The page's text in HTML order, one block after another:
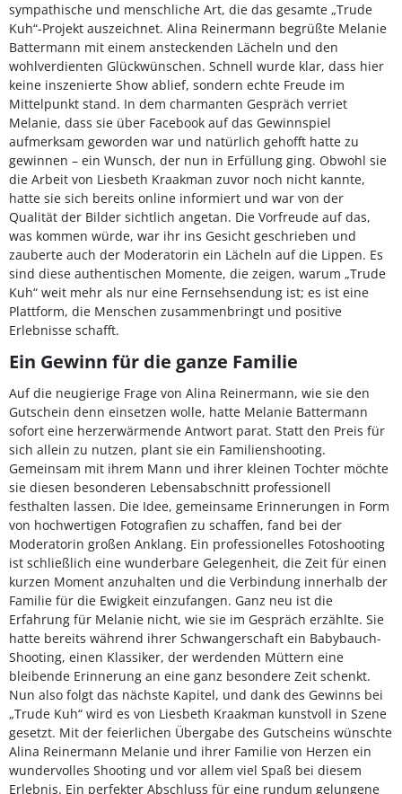
sympathische und menschliche Art, die das gesamte „Trude
Kuh“-Projekt auszeichnet. Alina Reinermann begrüßte Melanie
Battermann mit einem ansteckenden Lächeln und den
wohlverdienten Glückwünschen. Schnell wurde klar, dass hier
keine inszenierte Show ablief, sondern echte Freude im
Mittelpunkt stand. In dem charmanten Gespräch verriet
Melanie, dass sie über Facebook auf das Gewinnspiel
aufmerksam geworden war und natürlich gehofft hatte zu
gewinnen – ein Wunsch, der nun in Erfüllung ging. Obwohl sie
die Arbeit von Liesbeth Kraakman zuvor noch nicht kannte,
hatte sie sich bereits online informiert und war von der
Qualität der Bilder sichtlich angetan. Die Vorfreude auf das,
was kommen würde, war ihr ins Gesicht geschrieben und
zauberte auch der Moderatorin ein Lächeln auf die Lippen. Es
sind diese authentischen Momente, die zeigen, warum „Trude
Kuh“ weit mehr als nur eine Fernsehsendung ist; es ist eine
Plattform, die Menschen zusammenbringt und positive
Erlebnisse schafft.
Ein Gewinn für die ganze Familie
Auf die neugierige Frage von Alina Reinermann, wie sie den
Gutschein denn einsetzen wolle, hatte Melanie Battermann
sofort eine herzerwärmende Antwort parat. Statt den Preis für
sich allein zu nutzen, plant sie ein Familienshooting.
Gemeinsam mit ihrem Mann und ihrer kleinen Tochter möchte
sie diesen besonderen Lebensabschnitt professionell
festhalten lassen. Die Idee, gemeinsame Erinnerungen in Form
von hochwertigen Fotografien zu schaffen, fand bei der
Moderatorin großen Anklang. Ein professionelles Fotoshooting
ist schließlich eine wunderbare Gelegenheit, die Zeit für einen
kurzen Moment anzuhalten und die Verbindung innerhalb der
Familie für die Ewigkeit einzufangen. Ganz neu ist die
Erfahrung für Melanie nicht, wie sie im Gespräch erzählte. Sie
hatte bereits während ihrer Schwangerschaft ein Babybauch-
Shooting, einen Klassiker, der werdenden Müttern eine
bleibende Erinnerung an eine ganz besondere Zeit schenkt.
Nun also folgt das nächste Kapitel, und dank des Gewinns bei
„Trude Kuh“ wird es von Liesbeth Kraakman kunstvoll in Szene
gesetzt. Mit der feierlichen Übergabe des Gutscheins wünschte
Alina Reinermann Melanie und ihrer Familie von Herzen ein
wundervolles Shooting und vor allem viel Spaß bei diesem
Erlebnis. Ein perfekter Abschluss für eine rundum gelungene